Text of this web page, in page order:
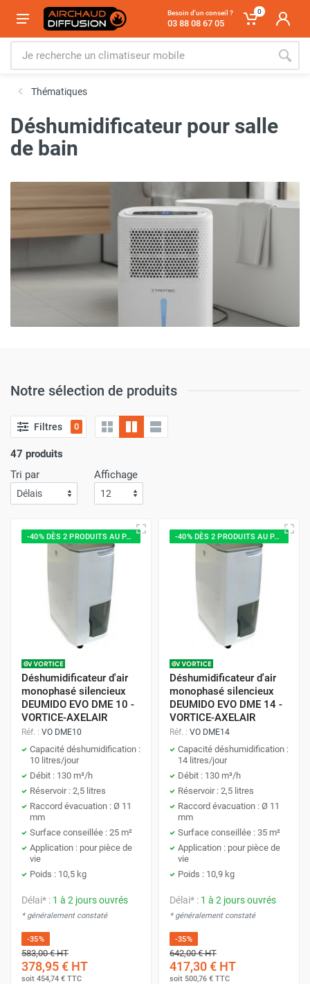
Besoin d'un conseil ?
03 88 08 67 05
0
Thématiques
Déshumidificateur pour salle
de bain
Notre sélection de produits
Filtres 0
47 produits
Tri par
Affichage
-40% DÈS 2 PRODUITS AU PANIER
Déshumidificateur d'air
monophasé silencieux
DEUMIDO EVO DME 10 -
VORTICE-AXELAIR
Réf. : VO DME10
Capacité déshumidification :
10 litres/jour
Débit : 130 m³/h
Réservoir : 2,5 litres
Raccord évacuation : Ø 11
mm
Surface conseillée : 25 m²
Application : pour pièce de
vie
Poids : 10,5 kg
Délai* : 1 à 2 jours ouvrés
* généralement constaté
-35%
583,00 €HT
378,95 € HT
soit 454,74 € TTC
-40% DÈS 2 PRODUITS AU PANIER
Déshumidificateur d'air
monophasé silencieux
DEUMIDO EVO DME 14 -
VORTICE-AXELAIR
Réf. : VO DME14
Capacité déshumidification :
14 litres/jour
Débit : 130 m³/h
Réservoir : 2,5 litres
Raccord évacuation : Ø 11
mm
Surface conseillée : 35 m²
Application : pour pièce de
vie
Poids : 10,9 kg
Délai* : 1 à 2 jours ouvrés
* généralement constaté
-35%
642,00 €HT
417,30 € HT
soit 500,76 € TTC